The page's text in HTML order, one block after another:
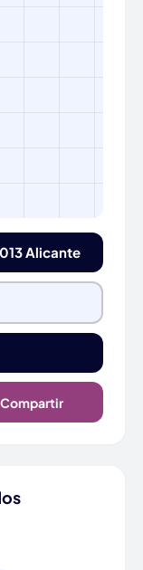
Alicante
Compartir